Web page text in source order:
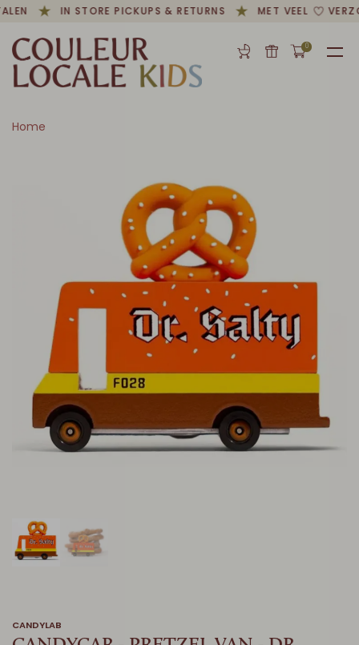
IN STORE PICKUPS & RETURNS MET VEEL
0
Home
CANDYLAB